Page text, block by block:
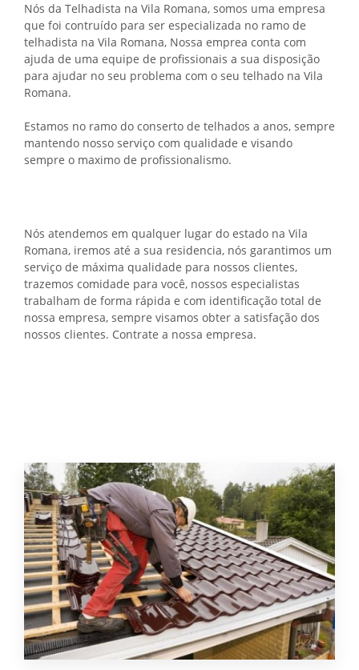
Nós da Telhadista na Vila Romana, somos uma empresa
que foi contruído para ser especializada no ramo de
telhadista na Vila Romana, Nossa emprea conta com
ajuda de uma equipe de profissionais a sua disposição
para ajudar no seu problema com o seu telhado na Vila
Romana.
Estamos no ramo do conserto de telhados a anos, sempre
mantendo nosso serviço com qualidade e visando
sempre o maximo de profissionalismo.
Nós atendemos em qualquer lugar do estado na Vila
Romana, iremos até a sua residencia, nós garantimos um
serviço de máxima qualidade para nossos clientes,
trazemos comidade para você, nossos especialistas
trabalham de forma rápida e com identificação total de
nossa empresa, sempre visamos obter a satisfação dos
nossos clientes. Contrate a nossa empresa.